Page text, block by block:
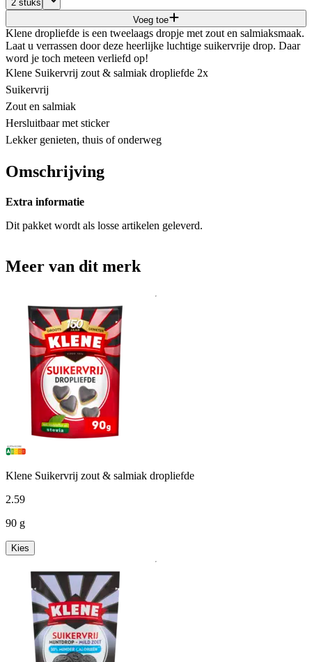
2 stuks
Voeg toe
Klene dropliefde is een tweelaags dropje met zout en salmiaksmaak.
Laat u verrassen door deze heerlijke luchtige suikervrije drop. Daar
word je toch meteen verliefd op!
Klene Suikervrij zout & salmiak dropliefde 2x
Suikervrij
Zout en salmiak
Hersluitbaar met sticker
Lekker genieten, thuis of onderweg
Omschrijving
Extra informatie
Dit pakket wordt als losse artikelen geleverd.
Meer van dit merk
Klene Suikervrij zout & salmiak dropliefde
2.59
90 g
Kies